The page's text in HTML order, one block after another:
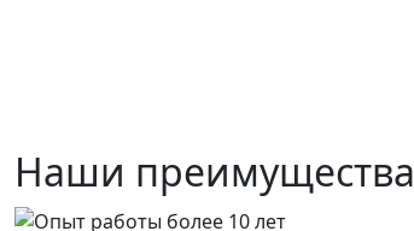
Наши преимущества